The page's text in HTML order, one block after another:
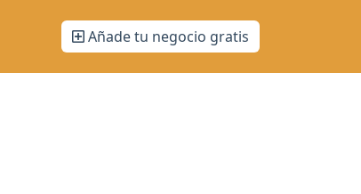
Añade tu negocio gratis